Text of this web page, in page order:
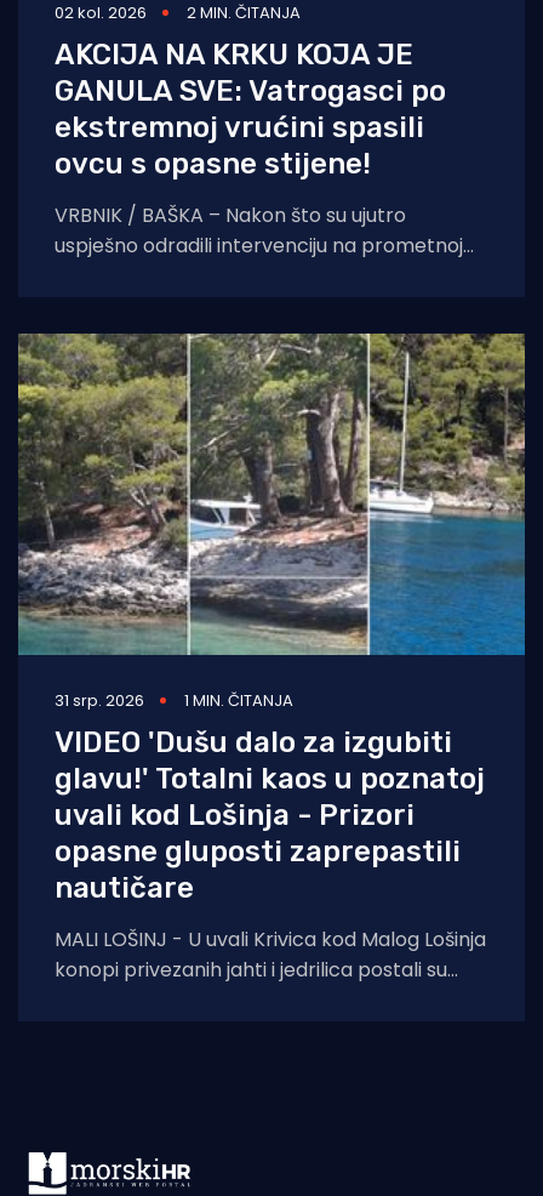
02 kol. 2026 2 MIN. ČITANJA
AKCIJA NA KRKU KOJA JE
GANULA SVE: Vatrogasci po
ekstremnoj vrućini spasili
ovcu s opasne stijene!
VRBNIK / BAŠKA – Nakon što su ujutro
uspješno odradili intervenciju na prometnoj
31 srp. 2026 1 MIN. ČITANJA
VIDEO 'Dušu dalo za izgubiti
glavu!' Totalni kaos u poznatoj
uvali kod Lošinja - Prizori
opasne gluposti zaprepastili
nautičare
MALI LOŠINJ - U uvali Krivica kod Malog Lošinja
konopi privezanih jahti i jedrilica postali su